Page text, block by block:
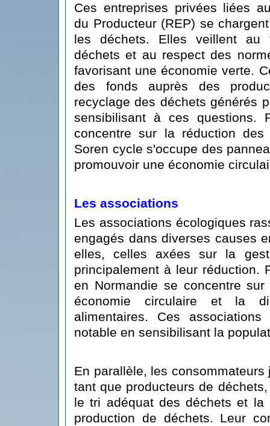
Ces entreprises privées liées
du Producteur (REP) se
les déchets. Elles veillent au
déchets et au respect des
favorisant une économie verte.
des fonds auprès des
recyclage des déchets générés
sensibilisant à ces questions.
concentre sur la réduction des
Soren cycle s'occupe des
promouvoir une économie
Les associations
Les associations écologiques
engagés dans diverses causes
elles, celles axées sur la
principalement à leur réduction.
en Normandie se concentre
économie circulaire et la
alimentaires. Ces
notable en sensibilisant la
En parallèle, les
tant que producteurs de
le tri adéquat des déchets et la
production de déchets. Leur